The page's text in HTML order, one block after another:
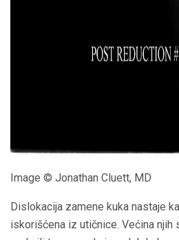
Image © Jonathan Cluett, MD
Dislokacija zamene kuka nastaje
iskorišćena iz utičnice. Većina njih